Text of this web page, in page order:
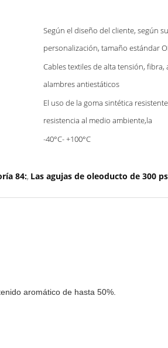
Según el diseño del cliente, según
personalización, tamaño estándar
Cables textiles de alta tensión,
alambres antiestáticos
El uso de la goma sintética
resistencia al medio ambiente,la
-40°C- +100°C
84:, Las agujas de oleoducto de 300
aromático de hasta 50%.